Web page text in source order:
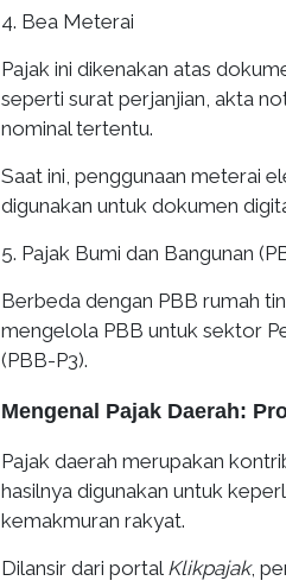
4. Bea Meterai
Pajak ini dikenakan atas
seperti surat perjanjian, akta
nominal tertentu.
Saat ini, penggunaan meterai
digunakan untuk dokumen
5. Pajak Bumi dan Bangunan
Berbeda dengan PBB rumah
mengelola PBB untuk sektor
(PBB-P3).
Mengenal Pajak Daerah:
Pajak daerah merupakan
hasilnya digunakan untuk
kemakmuran rakyat.
Dilansir dari portal Klikpajak,